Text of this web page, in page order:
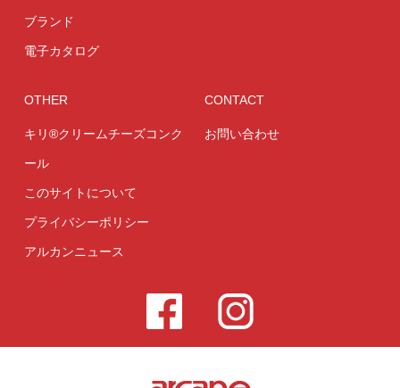
ブランド
電子カタログ
OTHER
キリ®クリームチーズコンク
ール
このサイトについて
プライバシーポリシー
アルカンニュース
CONTACT
お問い合わせ